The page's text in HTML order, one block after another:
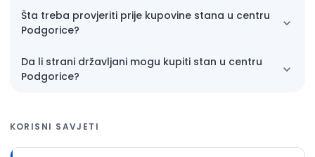
Šta treba provjeriti prije kupovine stana u centru
Podgorice?
Da li strani državljani mogu kupiti stan u centru
Podgorice?
KORISNI SAVJETI